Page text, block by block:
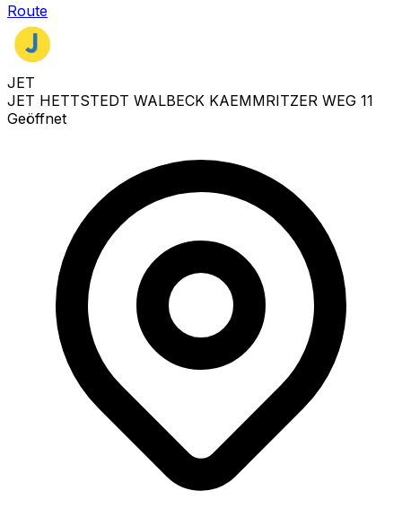
Route
JET
JET HETTSTEDT WALBECK KAEMMRITZER WEG 11
Geöffnet